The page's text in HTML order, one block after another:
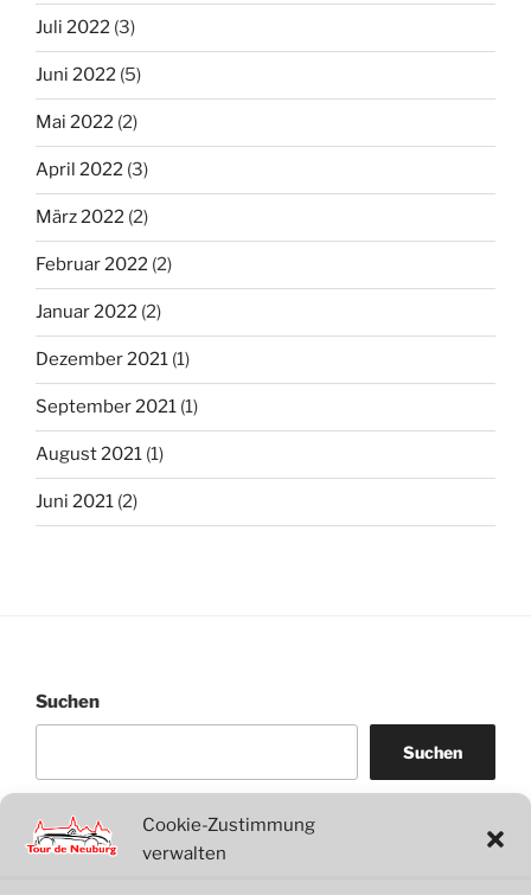
Cookie-Zustimmung
verwalten
Juli 2022 (3)
Juni 2022 (5)
Mai 2022 (2)
April 2022 (3)
März 2022 (2)
Februar 2022 (2)
Januar 2022 (2)
Dezember 2021 (1)
September 2021 (1)
August 2021 (1)
Juni 2021 (2)
Suchen
Suchen
WordPress
WhatsApp
Facebook
Link